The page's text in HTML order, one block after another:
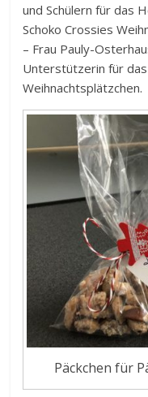
und Schülern für das
Schoko Crossies
– Frau Pauly-
Unterstützerin für
Weihnachtsplätzchen.
Päckchen für